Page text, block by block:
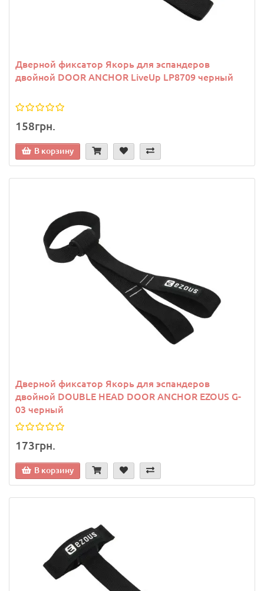
Дверной фиксатор Якорь для эспандеров
двойной DOOR ANCHOR LiveUp LP8709 черный
158грн.
В корзину
Дверной фиксатор Якорь для эспандеров
двойной DOUBLE HEAD DOOR ANCHOR EZOUS G-
03 черный
173грн.
В корзину